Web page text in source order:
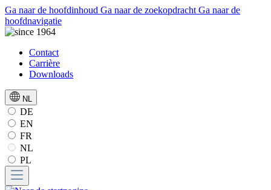
Ga naar de hoofdinhoud Ga naar de zoekopdracht Ga naar de
hoofdnavigatie
Contact
Carrière
Downloads
NL
DE
EN
FR
NL
PL